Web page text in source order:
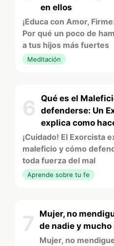
en ellos
¡Educa con Amor,
Por qué un poco de
a tus hijos más fuertes
Meditación
6
Qué es el
defenderse: Un
explica como
¡Cuidado! El Exorcista
maleficio y cómo
toda fuerza del mal
Aprende sobre tu fe
7
Mujer, no
de nadie y mucho
Mujer, no